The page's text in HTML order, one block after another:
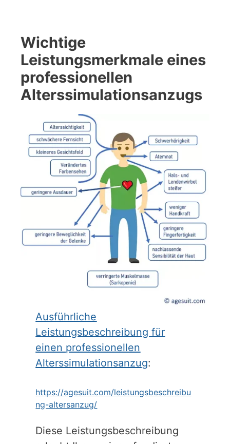
Wichtige
Leistungsmerkmale eines
professionellen
Alterssimulationsanzugs
Ausführliche
Leistungsbeschreibung für
einen professionellen
Alterssimulationsanzug:
https://agesuit.com/leistungsbeschreibu
ng-altersanzug/
Diese Leistungsbeschreibung